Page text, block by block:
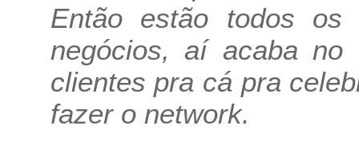
Então estão todos
negócios, aí acaba
clientes pra cá pra
fazer o network.